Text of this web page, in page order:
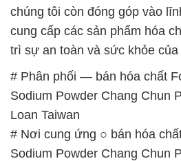
chúng tôi còn đóng góp vào
cung cấp các sản phẩm hóa
trì sự an toàn và sức khỏe
# Phân phối — bán hóa chất
Sodium Powder Chang Chun
Loan Taiwan
# Nơi cung ứng ○ bán hóa
Sodium Powder Chang Chun